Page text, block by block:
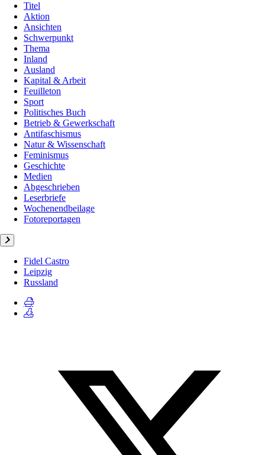
Titel
Aktion
Ansichten
Schwerpunkt
Thema
Inland
Ausland
Kapital & Arbeit
Feuilleton
Sport
Politisches Buch
Betrieb & Gewerkschaft
Antifaschismus
Natur & Wissenschaft
Feminismus
Geschichte
Medien
Abgeschrieben
Leserbriefe
Wochenendbeilage
Fotoreportagen
Fidel Castro
Leipzig
Russland